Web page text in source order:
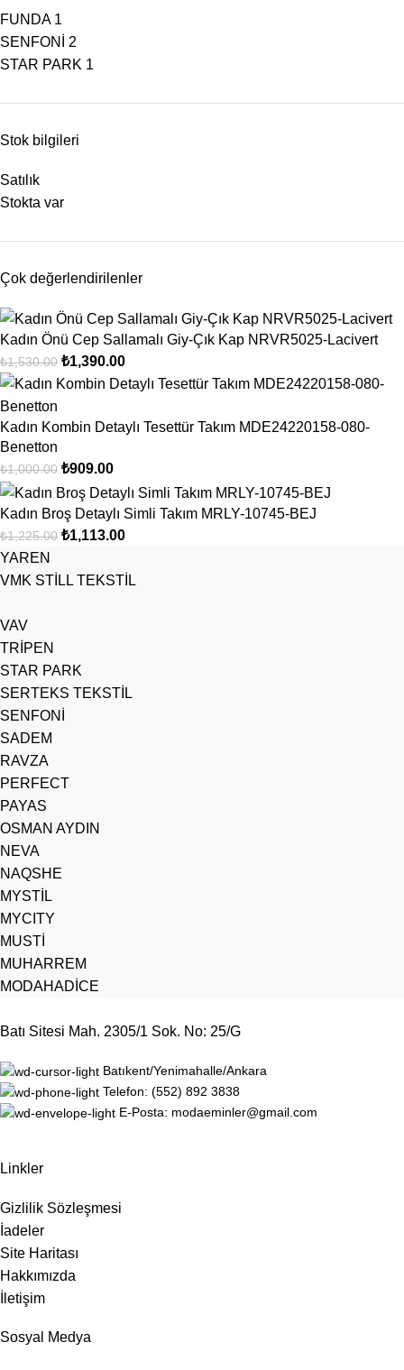
FUNDA 1
SENFONİ
2
STAR PARK 1
Stok bilgileri
Satılık
Stokta var
Çok değerlendirilenler
Kadın Önü Cep Sallamalı Giy-Çık Kap NRVR5025-Lacivert
₺1,530.00 ₺1,390.00
Kadın Kombin Detaylı Tesettür Takım MDE24220158-080-
Benetton
₺1,000.00 ₺909.00
Kadın Broş Detaylı Simli Takım MRLY-10745-BEJ
₺1,225.00 ₺1,113.00
YAREN
VMK STİLL TEKSTİL
VAV
TRİPEN
STAR PARK
SERTEKS TEKSTİL
SENFONİ
SADEM
RAVZA
PERFECT
PAYAS
OSMAN AYDIN
NEVA
NAQSHE
MYSTİL
MYCITY
MUSTİ
MUHARREM
MODAHADİCE
Batı Sitesi Mah. 2305/1 Sok. No: 25/G
Batıkent/Yenimahalle/Ankara
Telefon: (552) 892 3838
E-Posta: modaeminler@gmail.com
Linkler
Gizlilik Sözleşmesi
İadeler
Site Haritası
Hakkımızda
İletişim
Sosyal Medya